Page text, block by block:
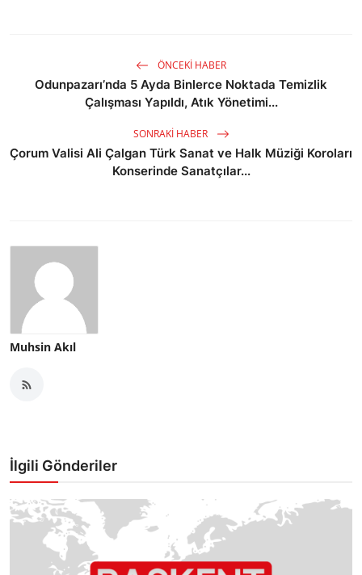
ÖNCEKI HABER
Odunpazarı’nda 5 Ayda Binlerce Noktada Temizlik
Çalışması Yapıldı, Atık Yönetimi...
SONRAKI HABER
Çorum Valisi Ali Çalgan Türk Sanat ve Halk Müziği Koroları
Konserinde Sanatçılar...
Muhsin Akıl
İlgili Gönderiler